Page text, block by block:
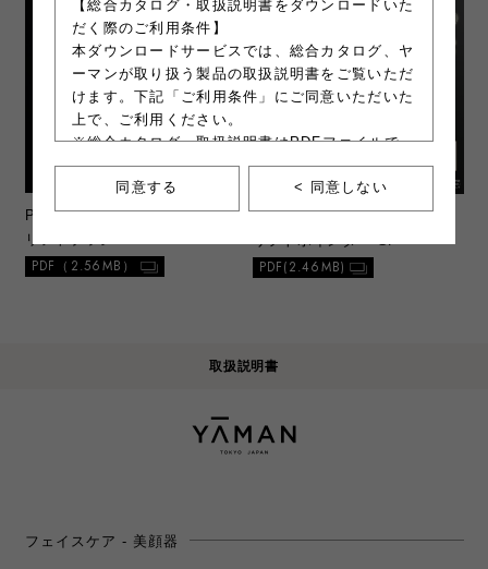
【総合カタログ・取扱説明書をダウンロードいた
だく際のご利用条件】
本ダウンロードサービスでは、総合カタログ、ヤ
ーマンが取り扱う製品の取扱説明書をご覧いただ
けます。下記「ご利用条件」にご同意いただいた
上で、ご利用ください。
※総合カタログ、取扱説明書はPDFファイルで
す。ファイルの容量が大きいので、ご注意くださ
※一部製品にて、別紙類のダウンロードサービス
安全上の注意喚起等が記載された印刷物を指しま
す。
1）本ウェブサイトからダウンロードした総合
の取扱説明書のうち提供が可能なもののみを
同意する < 同意しない
PR-PSM200ヴェーダハイパー
リフトブラシ
PDF（2.56MB）
PR-PSM81-1WAVY ニードル
リフトポインター SP
PDF(2.46MB)
取扱説明書
フェイスケア - 美顔器